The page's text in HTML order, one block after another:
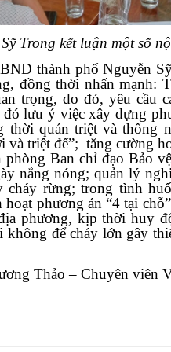
Trong kết luận một số
thành phố Nguyễn
đồng thời nhấn mạnh:
trọng, do đó, yêu cầu
lưu ý việc xây dựng
quán triệt và thống
triệt để”; tăng cường
Ban chỉ đạo Bảo
nắng nóng; quản lý
cháy rừng; trong tình
phương án “4 tại
phương, kịp thời huy
để cháy lớn gây
Thảo – Chuyên viên